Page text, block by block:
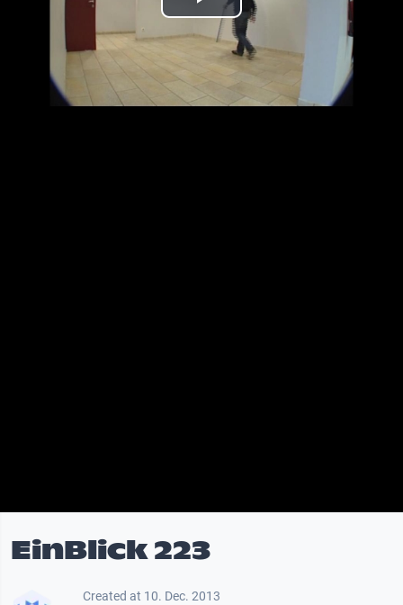
Play
Video
EinBlick 223
Created at 10. Dec. 2013